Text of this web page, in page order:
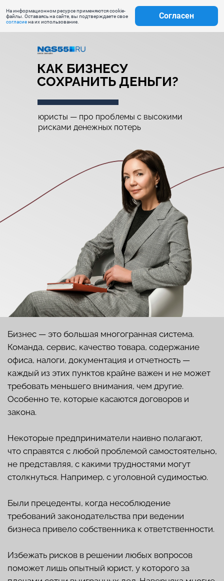
На информационном ресурсе применяются cookie-
файлы. Оставаясь на сайте, вы подтверждаете свое
согласиена их использование.
Согласен
КАК БИЗНЕСУ
СОХРАНИТЬ ДЕНЬГИ?
юристы — про проблемы с высокими
рисками денежных потерь
Бизнес — это большая многогранная система.
Команда, сервис, качество товара, содержание
офиса, налоги, документация и отчетность —
каждый из этих пунктов крайне важен и не может
требовать меньшего внимания, чем другие.
Особенно те, которые касаются договоров и
Некоторые предприниматели наивно полагают,
не представляя, с какими трудностями могут
столкнуться. Например, с уголовной судимостью.
Были прецеденты, когда несоблюдение
требований законодательства при ведении
бизнеса привело собственника к ответственности.
Избежать рисков в решении любых вопросов
поможет лишь опытный юрист, у которого за
плечами сотни выигранных дел. Наверняка многие
специалист работает в юриспруденции 18 лет,
последние 8 из которых — в роли арбитражного
управляющего. Татьяна всегда нацелена на
конкретный результат и реальную помощь, никогда
не скрывает от клиента его положение, пытаясь
быть в более выигрышной позиции.